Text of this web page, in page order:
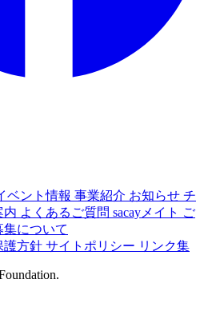
ベント情報 事業紹介 お知らせ チ
内 よくあるご質問 sacayメイト ご
について
護方針 サイトポリシー リンク集